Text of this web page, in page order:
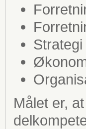
Strategi
Målet er,